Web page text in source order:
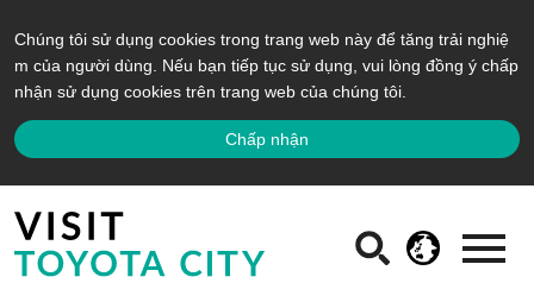
Chúng tôi sử dụng cookies trong trang web này để tăng trải nghiệ
m của người dùng. Nếu bạn tiếp tục sử dụng, vui lòng đồng ý chấp
nhận sử dụng cookies trên trang web của chúng tôi.
Chấp nhận